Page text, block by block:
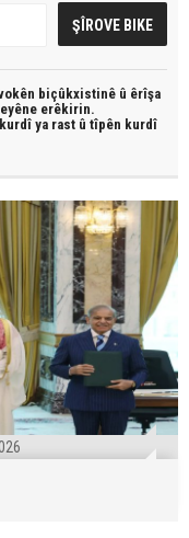
biçûkxistinê û êrîşa
erêkirin.
ya rast û tîpên kurdî